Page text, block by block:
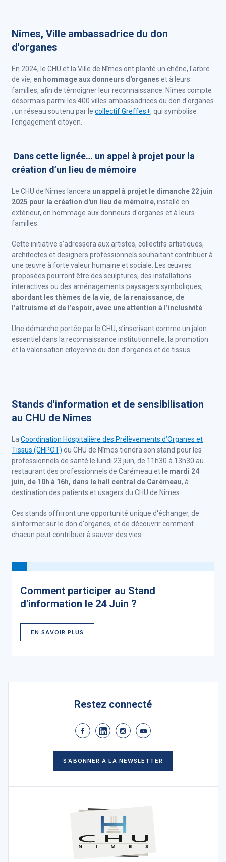
Nîmes, Ville ambassadrice du don
d'organes
En 2024, le CHU et la Ville de Nîmes ont planté un chêne, l'arbre
de vie, en hommage aux donneurs d'organes et à leurs
familles, afin de témoigner leur reconnaissance. Nîmes compte
désormais parmi les 400 villes ambassadrices du don d'organes
; un réseau soutenu par le collectif Greffes+, qui symbolise
l'engagement citoyen.
Dans cette lignée… un appel à projet pour la
création d’un lieu de mémoire
Le CHU de Nîmes lancera un appel à projet le dimanche 22 juin
2025 pour la création d'un lieu de mémoire, installé en
extérieur, en hommage aux donneurs d'organes et à leurs
familles.
Cette initiative s'adressera aux artistes, collectifs artistiques,
architectes et designers professionnels souhaitant contribuer à
une œuvre à forte valeur humaine et sociale. Les œuvres
proposées pourront être des sculptures, des installations
interactives ou des aménagements paysagers symboliques,
abordant les thèmes de la vie, de la renaissance, de
l’altruisme et de l’espoir, avec une attention à l’inclusivité.
Une démarche portée par le CHU, s’inscrivant comme un jalon
essentiel dans la reconnaissance institutionnelle, la promotion
et la valorisation citoyenne du don d’organes et de tissus.
Stands d'information et de sensibilisation
au CHU de Nîmes
LaCoordination Hospitalière des Prélèvements d’Organes et
Tissus (CHPOT) du CHU de Nîmes tiendra son stand pour les
professionnels de santé le lundi 23 juin, de 11h30 à 13h30 au
restaurant des professionnels de Carémeau et le mardi 24
juin, de 10h à 16h, dans le hall central de Carémeau, à
destination des patients et usagers du CHU de Nîmes.
Ces stands offriront une opportunité unique d'échanger, de
s'informer sur le don d'organes, et de découvrir comment
chacun peut contribuer à sauver des vies.
Comment participer au Stand
d'information le 24 Juin ?
EN SAVOIR PLUS
Restez connecté
S’ABONNER À LA NEWSLETTER